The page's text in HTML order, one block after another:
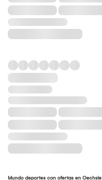
Mundo deportes con ofertas en Oechsle